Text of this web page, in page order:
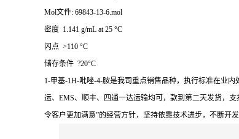
Mol文件: 69843-13-6.mol
密度 1.141 g/mL at 25 °C
闪点 >110 °C
储存条件 ?20°C
1-甲基-1H-吡唑-4-胺是我司重点销售品种，执行标准在业
运、EMS、顺丰、四通一达运输均可，款到第二天发货，
令客户更加满意”的经营方针，坚持依靠技术进步，不断开